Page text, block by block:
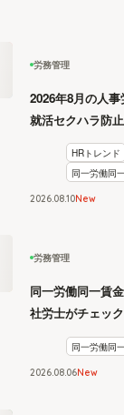
労務管理
2026年8月の人
就活セクハラ防
HRトレンド
同一労働同
2026.0810New
労務管理
同一労働同一賃
社労士がチェッ
同一労働同
2026.08 06New